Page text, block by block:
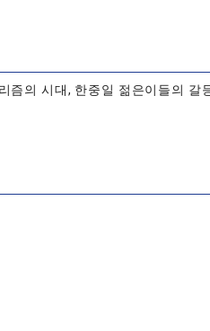
의 시대, 한중일 젊은이들의 갈